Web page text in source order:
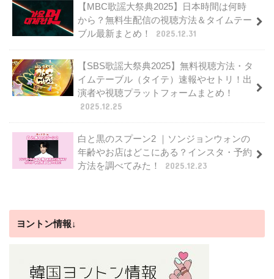
【MBC歌謡大祭典2025】日本時間は何時
から？無料生配信の視聴方法＆タイムテー
ブル最新まとめ！
2025.12.31
【SBS歌謡大祭典2025】無料視聴方法・タ
イムテーブル（タイテ）速報やセトリ！出
演者や視聴プラットフォームまとめ！
2025.12.25
白と黒のスプーン2 ｜ソンジョンウォンの
年齢やお店はどこにある？インスタ・予約
方法を調べてみた！
2025.12.23
ヨントン情報↓